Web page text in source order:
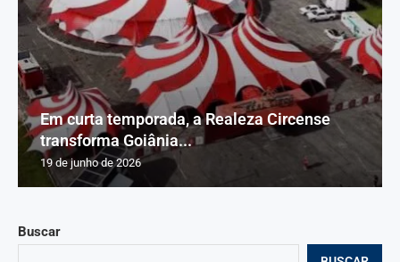
Buscar
Em curta temporada, a Realeza Circense
transforma Goiânia...
19 de junho de 2026